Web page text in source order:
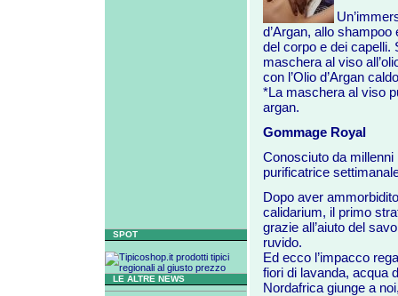
SPOT
LE ALTRE NEWS
d’Argan, allo
del corpo e dei capelli.
maschera al viso
con l’Olio d’Argan
*La maschera al viso
argan.
Gommage Royal
Conosciuto da
purificatrice
Dopo aver
calidarium, il primo
grazie all’aiuto del
ruvido.
Ed ecco l’impacco
fiori di lavanda, acqua
Nordafrica giunge a